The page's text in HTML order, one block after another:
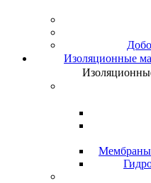
Изоляционные
Мембраны